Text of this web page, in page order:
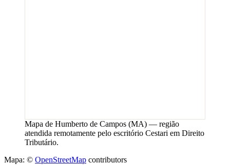
Mapa de Humberto de Campos (MA) — região
atendida remotamente pelo escritório Cestari em Direito
Tributário.
Mapa: © OpenStreetMap contributors